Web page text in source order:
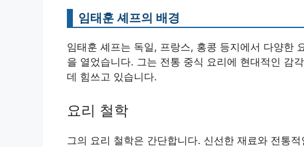
임태훈 셰프의 배경
임태훈 셰프는 독일, 프랑스, 홍콩 등지에서 다양한
을 열었습니다. 그는 전통 중식 요리에 현대적인 감
데 힘쓰고 있습니다.
요리 철학
그의 요리 철학은 간단합니다. 신선한 재료와 전통